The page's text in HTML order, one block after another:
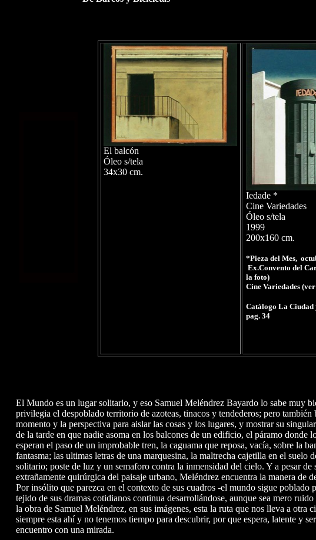
El balcón
Óleo s/tela
34x30 cm.
Iedade *
Cine Variedades
Óleo s/tela
1999
200x160 cm.
*Pieza del Mes,
Ex.Convento del
la foto)
Cine Variedades
Catálogo La
pag. 34
El Mundo es un lugar solitario, y eso Samuel Meléndrez Bayardo lo sabe muy
privilegia el despoblado territorio de azoteas, tinacos y tendederos; pero también
momento y la perspectiva para aislar las cosas y los lugares, y mostrar su
de la tarde en que nadie asoma en los balcones de un edificio, el páramo donde
esperan el paso de un improbable tren, la caguama que reposa, vacía, sobre la
fantasma; las ultimas letras de una marquesina, la maltrecha cajetilla en el suelo
solitario; poste de luz y un semaforo contra la inmensidad del cielo. Y a pesar de
extrañamente quirúrgica del paisaje urbano, Meléndrez encuentra la manera de
Por insólito que parezca en el contexto de sus cuadros -el mundo sigue poblado
tejido de sus dramas cotidianos continua desarrollándose, aunque sea mero
la obra de Samuel Meléndrez, en sus imágenes, esta la ruta que nos lleva a otra
siempre esta ahí y no tenemos tiempo para descubrir, por que espera, latente y
encuentro con una mirada.